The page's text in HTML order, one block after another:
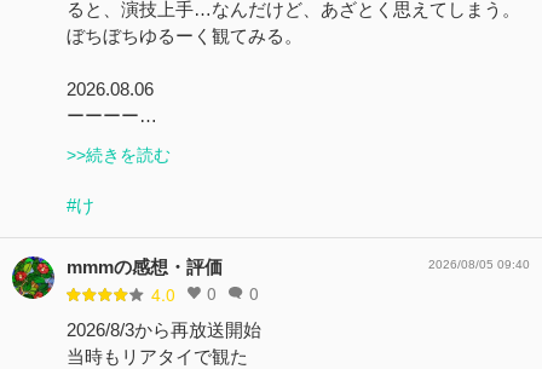
ると、演技上手…なんだけど、あざとく思えてしまう。
ぼちぼちゆるーく観てみる。
2026.08.06
ーーーー…
>>続きを読む
#け
mmmの感想・評価
4.0 0 0
2026/08/05 09:40
2026/8/3から再放送開始
当時もリアタイで観た